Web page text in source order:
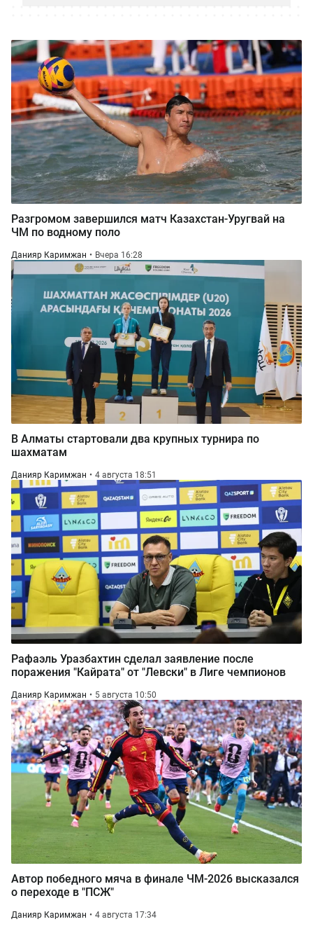
Разгромом завершился матч Казахстан-Уругвай на
ЧМ по водному поло
Данияр Каримжан Вчера 16:28
В Алматы стартовали два крупных турнира по
шахматам
Данияр Каримжан 4 августа 18:51
Рафаэль Уразбахтин сделал заявление после
поражения "Кайрата" от "Левски" в Лиге чемпионов
Данияр Каримжан 5 августа 10:50
Автор победного мяча в финале ЧМ-2026 высказался
о переходе в "ПСЖ"
Данияр Каримжан 4 августа 17:34